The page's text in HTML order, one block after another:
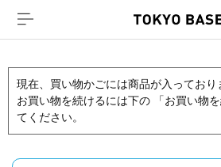
現在、買い物かごには商品が入っており
お買い物を続けるには下の 「お買い物
てください。